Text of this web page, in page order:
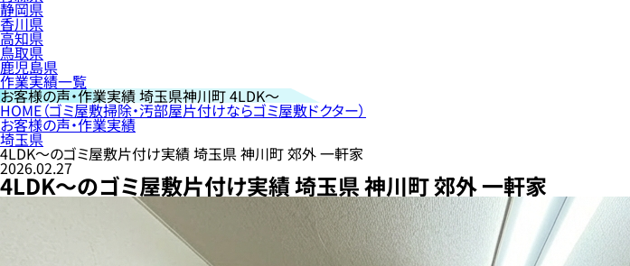
静岡県
香川県
高知県
鳥取県
鹿児島県
作業実績一覧
お客様の声・作業実績埼玉県神川町 4LDK〜
HOME（ゴミ屋敷掃除・汚部屋片付けならゴミ屋敷ドクター）
お客様の声・作業実績
埼玉県
4LDK〜のゴミ屋敷片付け実績 埼玉県 神川町 郊外 一軒家
2026.02.27
4LDK〜のゴミ屋敷片付け実績 埼玉県 神川町 郊外 一軒家